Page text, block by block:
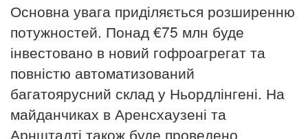
Основна увага приділяється розширенню
потужностей. Понад €75 млн буде
інвестовано в новий гофроагрегат та
повністю автоматизований
багатоярусний склад у Ньордлінгені. На
майданчиках в Аренсхаузені та
Арнштадті також буде проведено